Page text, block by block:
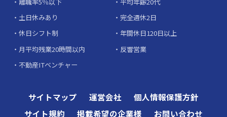
土日休みあり
完全週休2日
休日シフト制
年間休日120日以上
月平均残業20時間以内
反響営業
不動産ITベンチャー
サイトマップ 運営会社
個人情報保護方針
サイト規約
掲載希望の企業様 お問い合わせ